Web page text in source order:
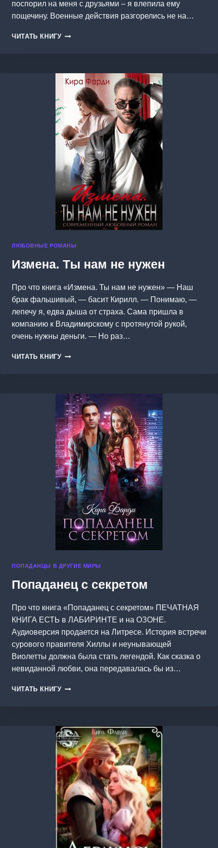
поспорил на меня с друзьями – я влепила ему
пощечину. Военные действия разгорелись не на…
ЧИТАТЬ КНИГУ Я
СКВОЗЬ
ТЕРНИИ
СЧАСТЬЮ
ЛЮБОВНЫЕ РОМАНЫ
Измена. Ты нам не нужен
Про что книга «Измена. Ты нам не нужен» — Наш
брак фальшивый, — басит Кирилл. — Понимаю, —
лепечу я, едва дыша от страха. Сама пришла в
компанию к Владимирскому с протянутой рукой,
очень нужны деньги. — Но раз…
ЧИТАТЬ КНИГУ ИЗМЕНА.
НУЖЕН
ПОПАДАНЦЫ В ДРУГИЕ МИРЫ
Попаданец с секретом
Про что книга «Попаданец с секретом» ПЕЧАТНАЯ
КНИГА ЕСТЬ в ЛАБИРИНТЕ и на ОЗОНЕ.
Аудиоверсия продается на Литресе. История встречи
сурового правителя Хиллы и неунывающей
Виолетты должна была стать легендой. Как сказка о
невиданной любви, она передавалась бы из…
ЧИТАТЬ КНИГУ ПОПАДАНЕЦ